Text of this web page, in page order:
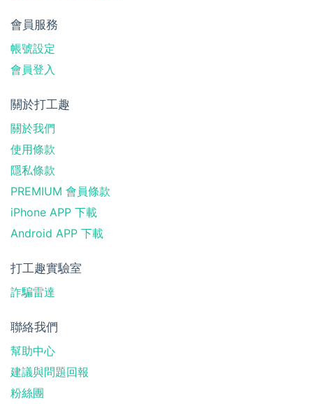
會員服務
帳號設定
會員登入
關於打工趣
關於我們
使用條款
隱私條款
PREMIUM 會員條款
iPhone APP 下載
Android APP 下載
打工趣實驗室
詐騙雷達
聯絡我們
幫助中心
建議與問題回報
粉絲團